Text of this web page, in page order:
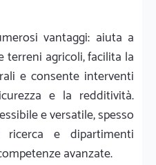
vantaggi: aiuta a
terreni agricoli, facilita la
e consente interventi
e la redditività.
e versatile, spesso
e dipartimenti
avanzate.